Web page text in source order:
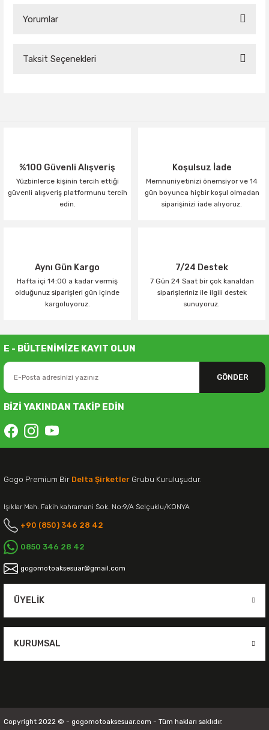
Yorumlar
Taksit Seçenekleri
%100 Güvenli Alışveriş
Yüzbinlerce kişinin tercih ettiği
güvenli alışveriş platformunu tercih
edin.
Koşulsuz İade
Memnuniyetinizi önemsiyor ve 14
gün boyunca hiçbir koşul olmadan
siparişinizi iade alıyoruz.
Aynı Gün Kargo
Hafta içi 14:00 a kadar vermiş
olduğunuz siparişleri gün içinde
kargoluyoruz.
7/24 Destek
7 Gün 24 Saat bir çok kanaldan
siparişleriniz ile ilgili destek
sunuyoruz.
E - BÜLTENİMİZE KAYIT OLUN
GÖNDER
BİZİ YAKINDAN TAKİP EDİN
Gogo Premium Bir Delta Şirketler Grubu Kuruluşudur.
Işıklar Mah. Fakih kahramani Sok. No:9/A Selçuklu/KONYA
+90 (850) 346 28 42
0850 346 28 42
gogomotoaksesuar@gmail.com
ÜYELIK
KURUMSAL
Copyright 2022 © - gogomotoaksesuar.com - Tüm hakları saklıdır.